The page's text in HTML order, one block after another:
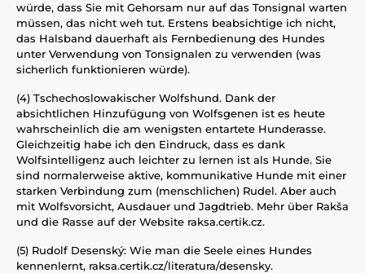
würde, dass Sie mit Gehorsam nur auf das Tonsignal warten
müssen, das nicht weh tut. Erstens beabsichtige ich nicht,
das Halsband dauerhaft als Fernbedienung des Hundes
unter Verwendung von Tonsignalen zu verwenden (was
sicherlich funktionieren würde).
(4) Tschechoslowakischer Wolfshund. Dank der
absichtlichen Hinzufügung von Wolfsgenen ist es heute
wahrscheinlich die am wenigsten entartete Hunderasse.
Gleichzeitig habe ich den Eindruck, dass es dank
Wolfsintelligenz auch leichter zu lernen ist als Hunde. Sie
sind normalerweise aktive, kommunikative Hunde mit einer
starken Verbindung zum (menschlichen) Rudel. Aber auch
mit Wolfsvorsicht, Ausdauer und Jagdtrieb. Mehr über Rakša
und die Rasse auf der Website raksa.certik.cz.
(5) Rudolf Desenský: Wie man die Seele eines Hundes
kennenlernt, raksa.certik.cz/literatura/desensky.